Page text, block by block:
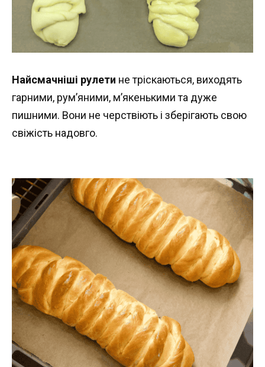
Найсмачніші рулети не тріскаються, виходять
гарними, рум’яними, м’якенькими та дуже
пишними. Вони не черствіють і зберігають свою
свіжість надовго.